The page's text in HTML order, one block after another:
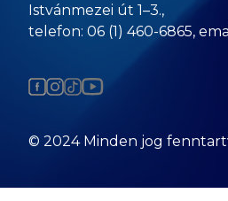
Istvánmezei út 1–3.,
telefon: 06 (1) 460-6865,
© 2024 Minden jog